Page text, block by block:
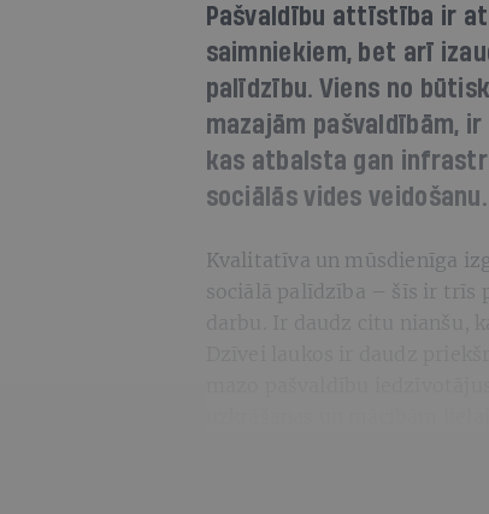
Pašvaldību attīstība ir
saimniekiem, bet arī
palīdzību. Viens no
mazajām pašvaldībām,
kas atbalsta gan
sociālās vides veidošanu.
Kvalitatīva un mūsdienīga
sociālā palīdzība – šīs ir trīs